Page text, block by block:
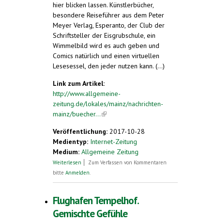
hier blicken lassen. Künstlerbücher,
besondere Reiseführer aus dem Peter
Meyer Verlag, Esperanto, der Club der
Schriftsteller der Eisgrubschule, ein
Wimmelbild wird es auch geben und
Comics natürlich und einen virtuellen
Lesesessel, den jeder nutzen kann. (...)
Link zum Artikel:
http://www.allgemeine-
zeitung.de/lokales/mainz/nachrichten-
mainz/buecher...(link is external)
Veröffentlichung: 2017-10-28
Medientyp: Internet-Zeitung
Medium: Allgemeine Zeitung
Weiterlesen über Büchermesse Mainz beginnt am 18.
Zum Verfassen von Kommentaren
bitte Anmelden.
Flughafen Tempelhof.
Gemischte Gefühle